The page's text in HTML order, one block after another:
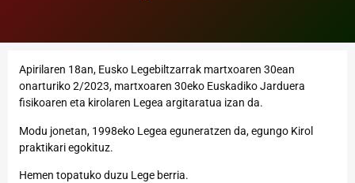
Apirilaren 18an, Eusko Legebiltzarrak martxoaren 30ean
onarturiko 2/2023, martxoaren 30eko Euskadiko Jarduera
fisikoaren eta kirolaren Legea argitaratua izan da.
Modu jonetan, 1998eko Legea eguneratzen da, egungo Kirol
praktikari egokituz.
Hemen topatuko duzu Lege berria.